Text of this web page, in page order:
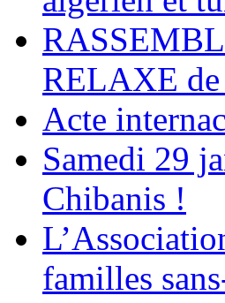
RELAXE
Acte
Samedi 29
Chibanis !
familles